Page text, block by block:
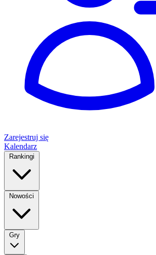
Zarejestruj się
Kalendarz
Rankingi
Nowości
Gry